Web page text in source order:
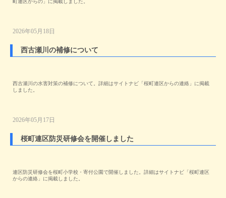
2026年05月18日
西古瀬川の補修について
西古瀬川の水害対策の補修について。詳細はサイトナビ「桜町連区からの連絡」に掲載
しました。
2026年05月17日
桜町連区防災研修会を開催しました
連区防災研修会を桜町小学校・寄付公園で開催しました。詳細はサイトナビ「桜町連区
からの連絡」に掲載しました。